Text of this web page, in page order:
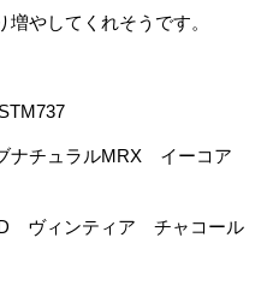
やしてくれそうです。
ナチュラルMRX イーコア
ヴィンティア チャコール